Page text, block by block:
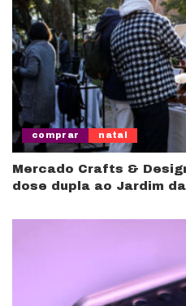
comprar natal
Mercado Crafts &
dose dupla ao Jardim